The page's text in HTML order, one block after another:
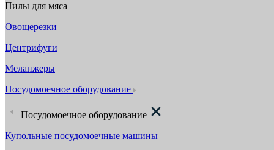
Пилы для мяса
Овощерезки
Центрифуги
Меланжеры
Посудомоечное оборудование
Посудомоечное оборудование
Купольные посудомоечные машины